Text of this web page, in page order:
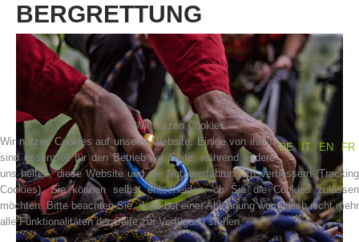
BERGRETTUNG
Wir nutzen Cookies
DE
IT EN FR
Wir nutzen Cookies auf unserer Website. Einige von ihnen
sind essenziell für den Betrieb der Seite, während andere
uns helfen, diese Website und die Nutzererfahrung zu verbessern (Tracking
Cookies). Sie können selbst entscheiden, ob Sie die Cookies zulassen
möchten. Bitte beachten Sie, dass bei einer Ablehnung womöglich nicht mehr
alle Funktionalitäten der Seite zur Verfügung stehen.